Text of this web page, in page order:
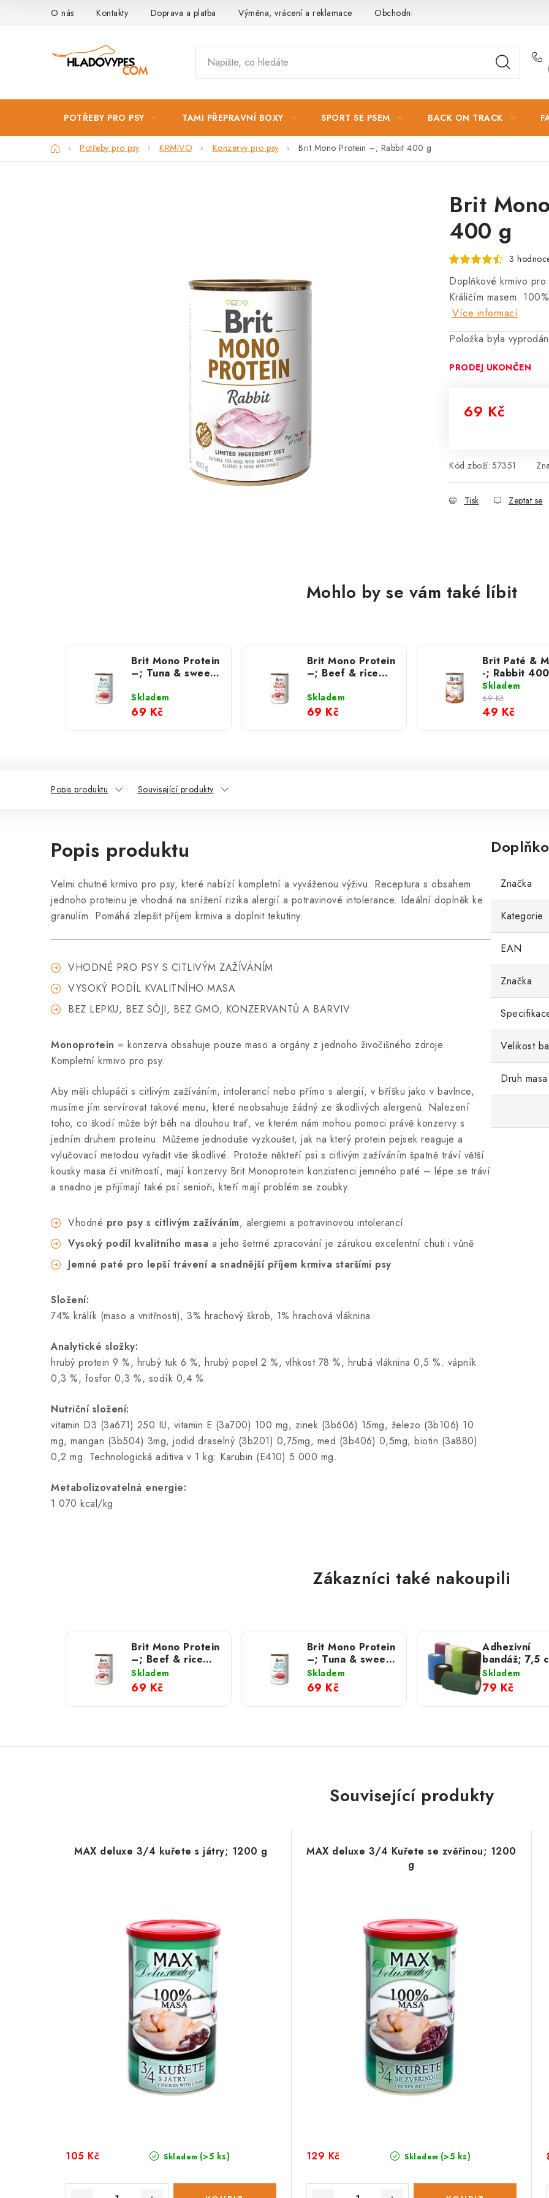
O nás Kontakty Doprava a platba Výměna, vrácení a reklamace Obchodní podmínky Podmínky
POTŘEBY PRO PSY TAMI PŘEPRAVNÍ BOXY SPORT SE PSEM BACK ON TRACK
DomůPotřeby pro psy KRMIVO Konzervy pro psy Brit Mono Protein –; Rabbit 400 g
Brit
400 g
3
Doplňkové krmivo
Králičím masem.
Více informací
Položka byla
PRODEJ UKONČEN
69 Kč
Kód zboží: 57351
Tisk Zeptat se
Mohlo by se vám také líbit
Brit Mono Protein
–; Tuna & sweet
Skladem
69 Kč
Brit Mono Protein
–; Beef & rice
Skladem
69 Kč
Brit Paté &
-; Rabbit
Skladem
49 Kč
69 Kč
Popis produktu Související produkty
Popis produktu
Velmi chutné krmivo pro psy, které nabízí kompletní a vyváženou výživu. Receptura s obsahem
jednoho proteinu je vhodná na snížení rizika alergií a potravinové intolerance. Ideální doplněk ke
granulím. Pomáhá zlepšit příjem krmiva a doplnit tekutiny.
VHODNÉ PRO PSY S CITLIVÝM ZAŽÍVÁNÍM
VYSOKÝ PODÍL KVALITNÍHO MASA
BEZ LEPKU, BEZ SÓJI, BEZ GMO, KONZERVANTŮ A BARVIV
Monoprotein = konzerva obsahuje pouze maso a orgány z jednoho živočišného zdroje.
Kompletní krmivo pro psy.
Aby měli chlupáči s citlivým zažíváním, intolerancí nebo přímo s alergií, v bříšku jako v bavlnce,
musíme jím servírovat takové menu, které neobsahuje žádný ze škodlivých alergenů. Nalezení
toho, co škodí může být běh na dlouhou trať, ve kterém nám mohou pomoci právě konzervy s
jedním druhem proteinu. Můžeme jednoduše vyzkoušet, jak na který protein pejsek reaguje a
vylučovací metodou vyřadit vše škodlivé. Protože někteří psi s citlivým zažíváním špatně tráví větší
kousky masa či vnitřností, mají konzervy Brit Monoprotein konzistenci jemného paté – lépe se tráví
a snadno je přijímají také psí senioři, kteří mají problém se zoubky.
Vhodné pro psy s citlivým zažíváním, alergiemi a potravinovou intolerancí
Vysoký podíl kvalitního masa a jeho šetrné zpracování je zárukou excelentní chuti i vůně
Jemné paté pro lepší trávení a snadnější příjem krmiva staršími psy
Složení:
74% králík (maso a vnitřnosti), 3% hrachový škrob, 1% hrachová vláknina.
Analytické složky:
hrubý protein 9 %, hrubý tuk 6 %, hrubý popel 2 %, vlhkost 78 %, hrubá vláknina 0,5 %. vápník
0,3 %, fosfor 0,3 %, sodík 0,4 %.
Nutriční složení:
vitamin D3 (3a671) 250 IU, vitamin E (3a700) 100 mg, zinek (3b606) 15mg, železo (3b106) 10
mg, mangan (3b504) 3mg, jodid draselný (3b201) 0,75mg, med (3b406) 0,5mg, biotin (3a880)
0,2 mg. Technologická aditiva v 1 kg: Karubin (E410) 5 000 mg.
Metabolizovatelná energie:
1 070 kcal/kg
Značka
Kategorie
EAN
Značka
Velikost
Druh masa
Zákazníci také nakoupili
Brit Mono Protein
–; Beef & rice
400 g
Skladem
69 Kč
Brit Mono Protein
–; Tuna & sweet
Potato 400 g
Skladem
69 Kč
Adhezivní
bandáž; 7,5
4,5 m
Skladem
79 Kč
Související produkty
MAX deluxe 3/4 kuřete s játry; 1200 g
Skladem (>5 ks)
105 Kč
MAX deluxe 3/4 Kuřete se zvěřinou; 1200
g
Skladem (>5 ks)
129 Kč